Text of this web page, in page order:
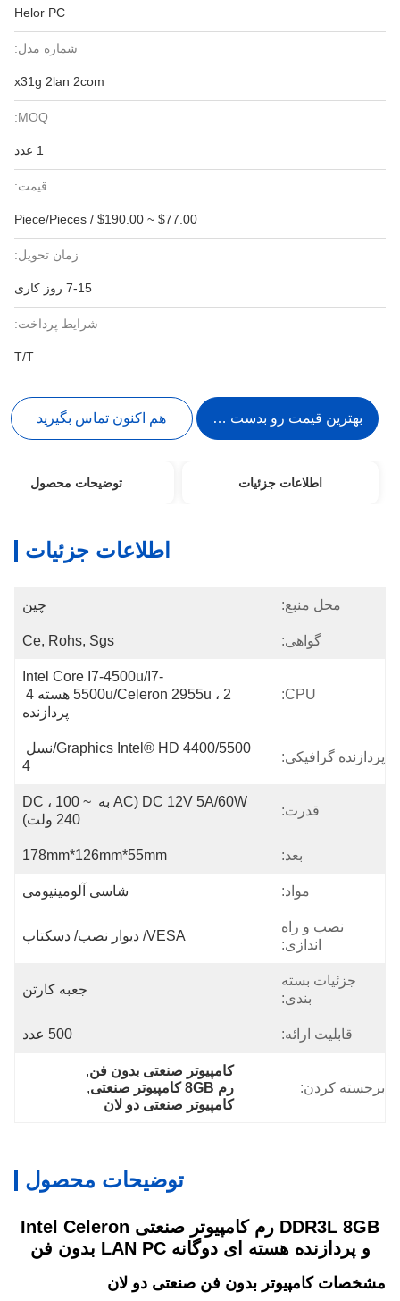
Helor PC
شماره مدل:
x31g 2lan 2com
MOQ:
قیمت:
$77.00 ~ $190.00 / Piece/Pieces
زمان تحویل:
7-15 روز کاری
شرایط پرداخت:
T/T
بهترین قیمت رو بدست بیار هم اکنون تماس بگیرید
اطلاعات جزئیات توضیحات محصول
اطلاعات جزئیات
محل منبع: چین
گواهی: Ce, Rohs, Sgs
CPU:
Intel Core I7-4500u/i7-
5500u/celeron 2955u ، 2 هسته 4
پردازنده
پردازنده گرافیکی:
4
قدرت:
DC 12V 5A/60W (AC به DC ، 100 ~
240 ولت)
بعد: 178mm*126mm*55mm
مواد: شاسی آلومینیومی
نصب و راه
اندازی:
VESA/ دیوار نصب/ دسکتاپ
جزئیات بسته
بندی:
جعبه کارتن
قابلیت ارائه: 500 عدد
برجسته کردن:
کامپیوتر صنعتی بدون فن,
رم 8GB کامپیوتر صنعتی
,
کامپیوتر صنعتی دو لان
توضیحات محصول
DDR3L 8GB رم کامپیوتر صنعتی Intel Celeron
و پردازنده هسته ای دوگانه LAN PC بدون فن
مشخصات کامپیوتر بدون فن صنعتی دو لان